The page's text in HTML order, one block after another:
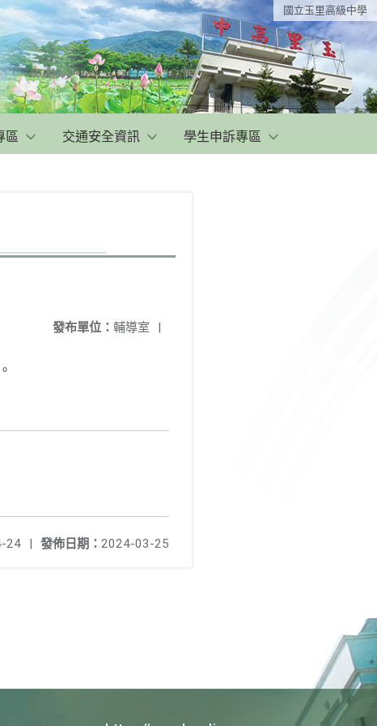
國立玉里高級中學
區 交通安全資訊 學生申訴專區
發布單位： 輔導室 |
發佈日期： 2024-03-25
24 |